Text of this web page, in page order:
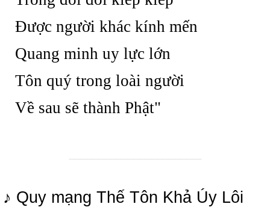
Được người khác kính mến
Quang minh uy lực lớn
Tôn quý trong loài người
Về sau sẽ thành Phật"
♪ Quy mạng Thế Tôn Khả Úy Lôi